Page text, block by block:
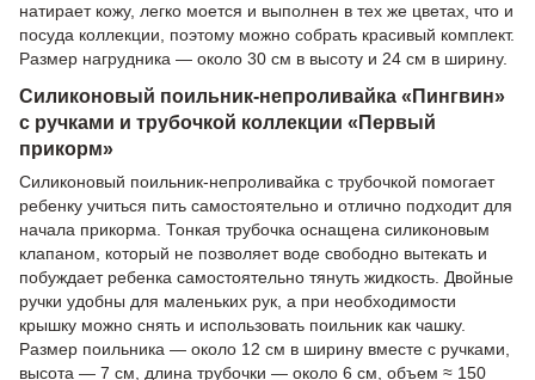
натирает кожу, легко моется и выполнен в тех же цветах, что и
посуда коллекции, поэтому можно собрать красивый комплект.
Размер нагрудника — около 30 см в высоту и 24 см в ширину.
Силиконовый поильник-непроливайка «Пингвин»
с ручками и трубочкой коллекции «Первый
прикорм»
Силиконовый поильник-непроливайка с трубочкой помогает
ребенку учиться пить самостоятельно и отлично подходит для
начала прикорма. Тонкая трубочка оснащена силиконовым
клапаном, который не позволяет воде свободно вытекать и
побуждает ребенка самостоятельно тянуть жидкость. Двойные
ручки удобны для маленьких рук, а при необходимости
крышку можно снять и использовать поильник как чашку.
Размер поильника — около 12 см в ширину вместе с ручками,
высота — 7 см, длина трубочки — около 6 см, объем ≈ 150